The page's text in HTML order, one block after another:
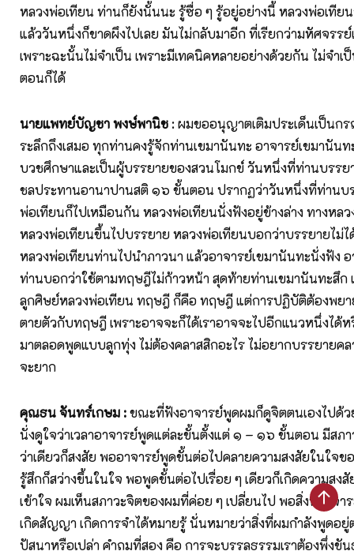
หลวงพ่อเทียน ท่านก็ยังนั้นนะ รู้ซื่อ ๆ รู้อยู่อย่างนี้ หลวงพ่อเทียน
แล้ววันหนึ่งก็ขาดผึงไปเลย มันไม่กลับมาอีก ที่เรียกว่ามหัศจร
เพราะฉะนั้นไม่จำเป็น เพราะมีเทคนิคหลายอย่างด้วยกัน ไม่จำ
ตอนก็ได้
นายแพทย์บัญชา พงษ์พานิช : ผมขออนุญาตเติมประเด็นเป็นก
ระลึกถึงเสมอ ทุกท่านคงรู้จักท่านเขมานันทะ อาจารย์เขมานันท
บวชศึกษาและเป็นผู้บรรยายของสวนโมกข์ วันหนึ่งที่ท่านบรรย
ชลประทานอานาปานสติ ๑๖ ขั้นตอน ปรากฏว่าวันหนึ่งที่ท่านบ
พ่อเทียนก็ไปเหมือนกัน หลวงพ่อเทียนนั่งฟังอยู่ข้างล่าง ทางห
หลวงพ่อเทียนขึ้นไปบรรยาย หลวงพ่อเทียนบอกว่าบรรยายไม่
หลวงพ่อเทียนท่านไปนำภาวนา แล้วอาจารย์เขมานันทะนั่งฟัง
ท่านบอกว่าใช้ตามทฤษฎีไม่ก้าวหน้า สุดท้ายท่านเขมานันทะสึก
ลูกศิษย์หลวงพ่อเทียน ทฤษฎี ก็คือ ทฤษฎี แต่การปฏิบัติต้องพยา
ตายตัวกับทฤษฎี เพราะอาจจะก็ได้เราอาจจะไปอีกแนวหนึ่งได้
มาตลอดพูดแบบลูกทุ่ง ไม่ต้องคลาสสิกอะไร ไม่อยากบรรยายคล
จะยาก
คุณธน จันทร์เกษม :ขณะที่ฟังอาจารย์พูดผมก็ดูจิตตนเองไปด้
นั่งดูใจว่าเวลาอาจารย์พูดแต่ละขั้นตั้งแต่ ๑ – ๑๖ ขั้นตอน มีสภ
ว่าเดียวก็สงสัย พออาจารย์พูดขั้นต่อไปคลายความสงสัยในใจข
รู้สึกก็สว่างขึ้นในใจ พอพูดขั้นต่อไปเรื่อย ๆ เดียวก็เกิดความสงสั
เข้าใจ ผมเห็นสภาวะจิตของผมที่ค่อย ๆ เปลี่ยนไป พอสิ่งที่อาจ
เกิดสัญญา เกิดการจำได้หมายรู้ นั่นหมายว่าสิ่งที่ผมกำลังพูดอ
ปัสนาหรือเปล่า คำถมที่สอง คือ การจะบรรลุธรรมเราต้องพึ่ง